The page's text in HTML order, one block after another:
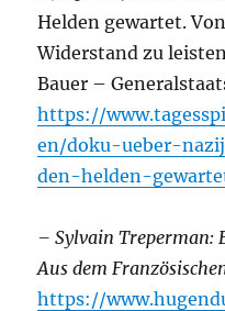
Helden gewartet.
Widerstand zu
Bauer –
https://
en/doku-ueber-
den-helden-
– Sylvain Treperman:
Aus dem
https://